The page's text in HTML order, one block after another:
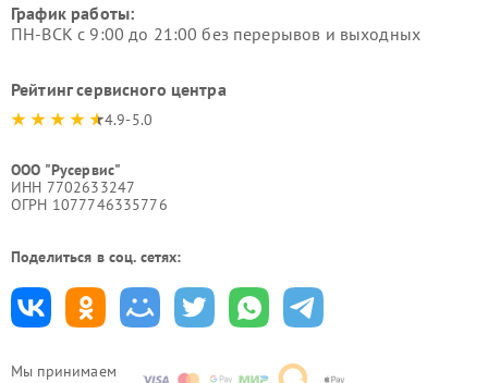
Мы принимаем
График работы:
ПН-ВСК с 9:00 до 21:00 без перерывов и выходных
Рейтинг сервисного центра
4.9-5.0
ООО "Русервис"
ИНН 7702633247
ОГРН 1077746335776
Поделиться в соц. сетях: